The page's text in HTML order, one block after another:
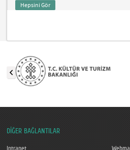
Hepsini Gör
DİĞER BAĞLANTILAR